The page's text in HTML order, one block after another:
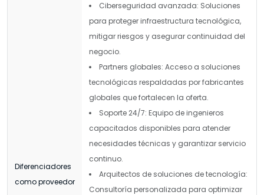
Diferenciadores
como proveedor
Ciberseguridad avanzada: Soluciones
para proteger infraestructura tecnológica,
mitigar riesgos y asegurar continuidad del
negocio.
Partners globales: Acceso a soluciones
tecnológicas respaldadas por fabricantes
globales que fortalecen la oferta.
Soporte 24/7: Equipo de ingenieros
capacitados disponibles para atender
necesidades técnicas y garantizar servicio
continuo.
Arquitectos de soluciones de tecnología:
Consultoría personalizada para optimizar